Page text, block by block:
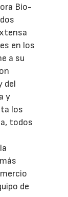
Bio-
en los
a su
del
y
los
todos
de